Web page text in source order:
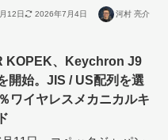
12日 2026年7月4日 河村 亮介
KOPEK、Keychron J9
開始。JIS / US配列を選
ワイヤレスメカニカルキ